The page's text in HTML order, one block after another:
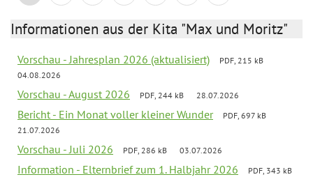
Informationen aus der Kita "Max und Moritz"
Vorschau - Jahresplan 2026 (aktualisiert)
PDF, 215 kB
04.08.2026
Vorschau - August 2026 PDF, 244 kB 28.07.2026
Bericht - Ein Monat voller kleiner Wunder
PDF, 697 kB
21.07.2026
Vorschau - Juli 2026 PDF, 286 kB 03.07.2026
Information - Elternbrief zum 1. Halbjahr 2026
PDF, 343 kB